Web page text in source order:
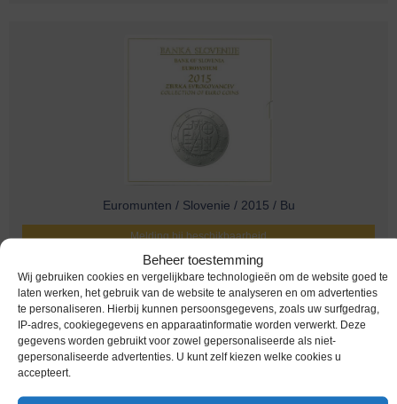
Beheer toestemming
Wij gebruiken cookies en vergelijkbare technologieën om de website goed te
laten werken, het gebruik van de website te analyseren en om advertenties
te personaliseren. Hierbij kunnen persoonsgegevens, zoals uw surfgedrag,
IP-adres, cookiegegevens en apparaatinformatie worden verwerkt. Deze
gegevens worden gebruikt voor zowel gepersonaliseerde als niet-
gepersonaliseerde advertenties. U kunt zelf kiezen welke cookies u
accepteert.
Euromunten / Slovenie / 2015 / Bu
Melding bij beschikbaarheid